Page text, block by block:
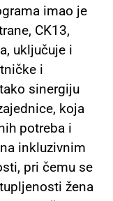
imao je
CK13,
uključuje i
i
sinergiju
koja
potreba i
inkluzivnim
pri čemu se
žena